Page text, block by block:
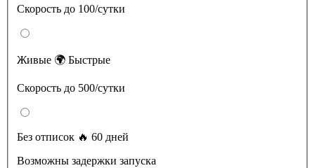
Скорость до 100/сутки
Живые 🌍 Быстрые
Скорость до 500/сутки
Без отписок 🔥 60 дней
Возможны задержки запуска